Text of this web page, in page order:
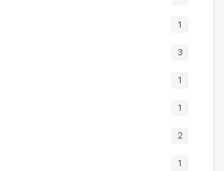
1
3
1
1
2
1